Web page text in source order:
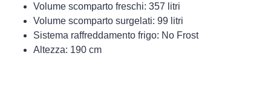
Volume scomparto freschi: 357 litri
Volume scomparto surgelati: 99 litri
Sistema raffreddamento frigo: No Frost
Altezza: 190 cm